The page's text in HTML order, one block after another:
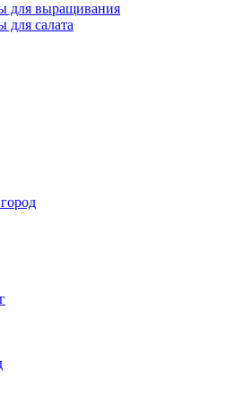
для выращивания
для салата